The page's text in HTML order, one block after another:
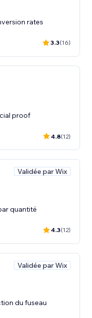
rates
3.3(16)
proof
4.8(12)
Validée par Wix
quantité
4.3(12)
Validée par Wix
du fuseau